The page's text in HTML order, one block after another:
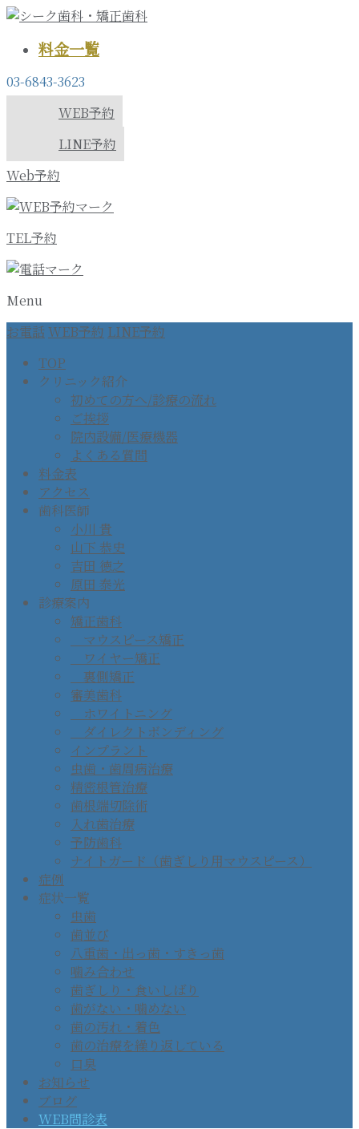
料金一覧
03-6843-3623
WEB予約
LINE予約
Web予約
TEL予約
Menu
お電話WEB予約 LINE予約
TOP
クリニック紹介
初めての方へ/診療の流れ
ご挨拶
院内設備/医療機器
よくある質問
料金表
アクセス
歯科医師
小川 貴
山下 恭史
吉田 徳之
原田 泰光
診療案内
矯正歯科
マウスピース矯正
ワイヤー矯正
裏側矯正
審美歯科
ホワイトニング
ダイレクトボンディング
インプラント
虫歯・歯周病治療
精密根管治療
歯根端切除術
入れ歯治療
予防歯科
ナイトガード（歯ぎしり用マウスピース）
症例
症状一覧
虫歯
歯並び
八重歯・出っ歯・すきっ歯
噛み合わせ
歯ぎしり・食いしばり
歯がない・噛めない
歯の汚れ・着色
歯の治療を繰り返している
口臭
お知らせ
ブログ
WEB問診表